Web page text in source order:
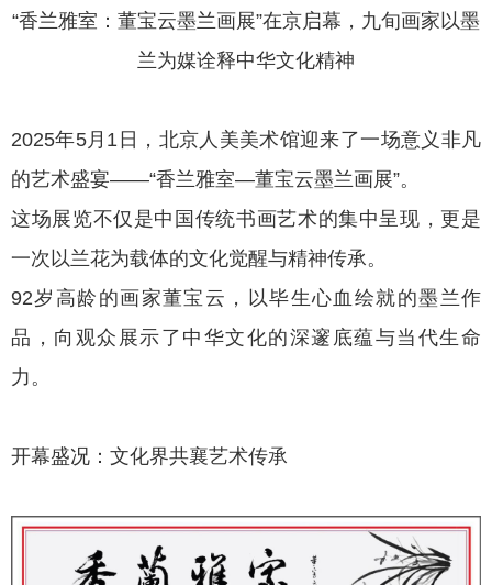
“香兰雅室：董宝云墨兰画展”在京启幕，九旬画家以墨
兰为媒诠释中华文化精神
2025年5月1日，北京人美美术馆迎来了一场意义非凡
的艺术盛宴——“香兰雅室—董宝云墨兰画展”。
这场展览不仅是中国传统书画艺术的集中呈现，更是
一次以兰花为载体的文化觉醒与精神传承。
92岁高龄的画家董宝云，以毕生心血绘就的墨兰作
品，向观众展示了中华文化的深邃底蕴与当代生命
力。
开幕盛况：文化界共襄艺术传承